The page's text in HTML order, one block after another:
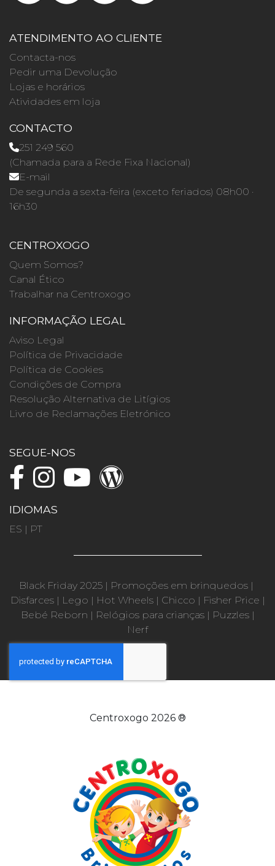
ATENDIMENTO AO CLIENTE
Contacta-nos
Pedir uma Devolução
Lojas e horários
Atividades em loja
CONTACTO
251 249 560
(Chamada para a Rede Fixa Nacional)
E-mail
De segunda a sexta-feira (exceto feriados) 08h00 ·
16h30
CENTROXOGO
Quem Somos?
Canal Ético
Trabalhar na Centroxogo
INFORMAÇÃO LEGAL
Aviso Legal
Política de Privacidade
Política de Cookies
Condições de Compra
Resolução Alternativa de Litígios
Livro de Reclamações Eletrónico
SEGUE-NOS
IDIOMAS
ES | PT
Black Friday 2025 | Promoções em brinquedos |
Disfarces| Lego | Hot Wheels| Chicco | Fisher Price |
Bebé Reborn | Relógios para crianças| Puzzles|
Nerf
Centroxogo 2026 ®